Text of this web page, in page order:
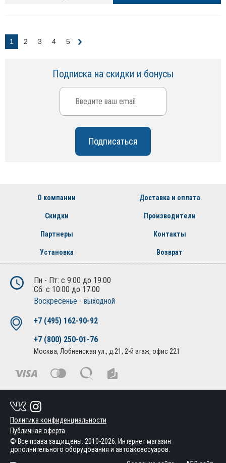
1 2 3 4 5
Подписка на скидки и бонусы
О компании Доставка и оплата
Скидки Производители
Партнеры Контакты
Установка Возврат
Пн - Пт: с 9:00 до 19:00
Сб: с 10:00 до 17:00
Воскресенье - выходной
+7 (495) 162-90-92
+7 (800) 250-01-76
Москва, Лобненская ул., д.21, 2-й этаж, офис 221
Политика конфиденциальности
Публичная оферта
© Все права защищены. 2010-2026. Интернет магазин
дополнительного оборудования и автоаксессуаров.